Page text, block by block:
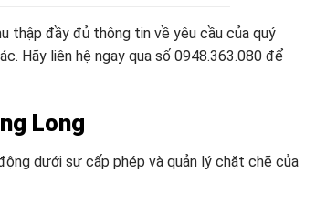
thập đầy đủ thông tin về yêu cầu của quý
Hãy liên hệ ngay qua số 0948.363.080 để
Long
dưới sự cấp phép và quản lý chặt chẽ của